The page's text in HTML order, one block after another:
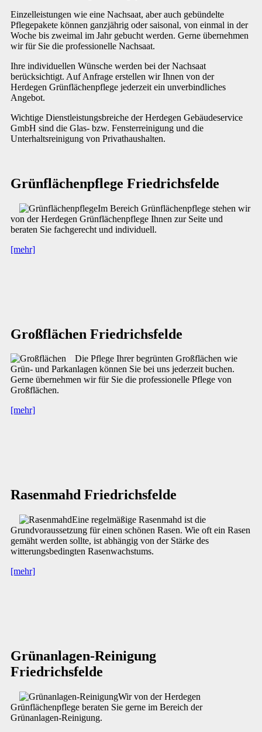
Einzelleistungen wie eine Nachsaat, aber auch gebündelte
Pflegepakete können ganzjährig oder saisonal, von einmal in der
Woche bis zweimal im Jahr gebucht werden. Gerne übernehmen
wir für Sie die professionelle Nachsaat.
Ihre individuellen Wünsche werden bei der Nachsaat
berücksichtigt. Auf Anfrage erstellen wir Ihnen von der
Herdegen Grünflächenpflege jederzeit ein unverbindliches
Angebot.
Wichtige Dienstleistungsbreiche der Herdegen Gebäudeservice
GmbH sind die Glas- bzw. Fensterreinigung und die
Unterhaltsreinigung von Privathaushalten.
Grünflächenpflege Friedrichsfelde
Im Bereich Grünflächenpflege stehen wir
von der Herdegen Grünflächenpflege Ihnen zur Seite und
beraten Sie fachgerecht und individuell.
[mehr]
Großflächen Friedrichsfelde
Die Pflege Ihrer begrünten Großflächen wie
Grün- und Parkanlagen können Sie bei uns jederzeit buchen.
Gerne übernehmen wir für Sie die professionelle Pflege von
Großflächen.
[mehr]
Rasenmahd Friedrichsfelde
Eine regelmäßige Rasenmahd ist die
Grundvoraussetzung für einen schönen Rasen. Wie oft ein Rasen
gemäht werden sollte, ist abhängig von der Stärke des
witterungsbedingten Rasenwachstums.
[mehr]
Grünanlagen-Reinigung
Friedrichsfelde
Wir von der Herdegen
Grünflächenpflege beraten Sie gerne im Bereich der
Grünanlagen-Reinigung.